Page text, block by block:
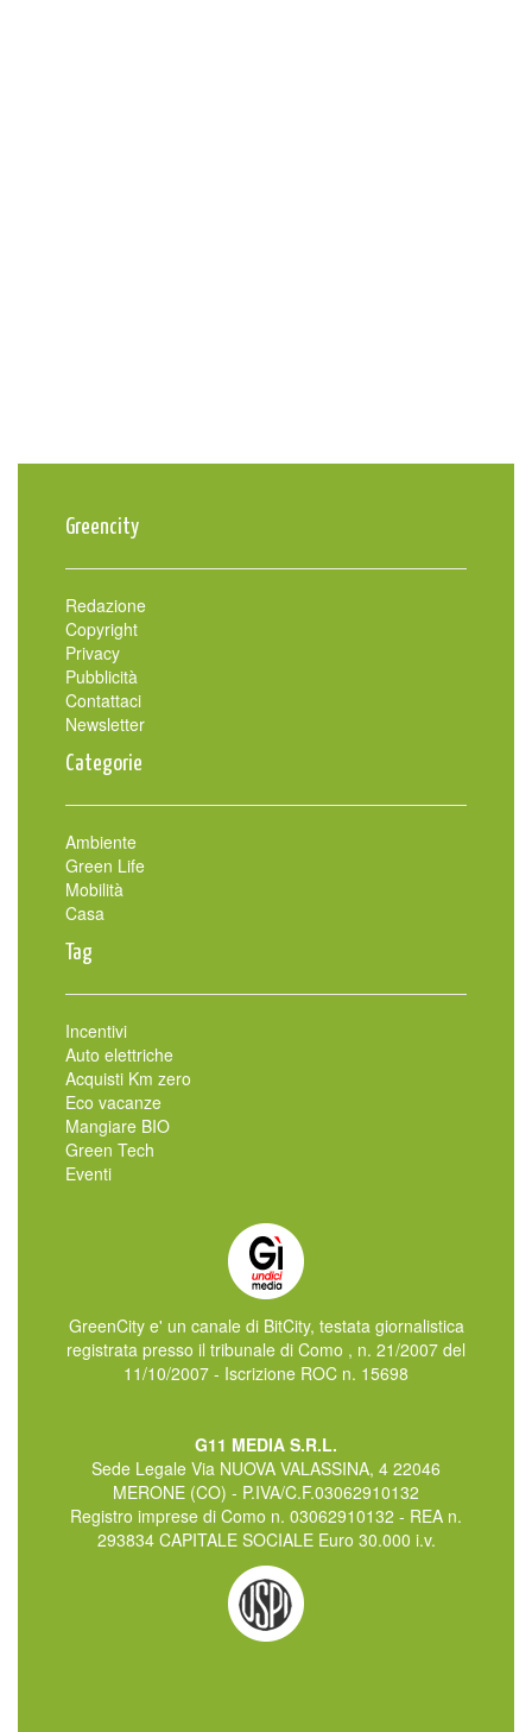
Greencity
Redazione
Copyright
Privacy
Pubblicità
Contattaci
Newsletter
Categorie
Ambiente
Green Life
Mobilità
Casa
Tag
Incentivi
Auto elettriche
Acquisti Km zero
Eco vacanze
Mangiare BIO
Green Tech
Eventi
GreenCity e' un canale di BitCity, testata giornalistica
registrata presso il tribunale di Como , n. 21/2007 del
11/10/2007 - Iscrizione ROC n. 15698
G11 MEDIA S.R.L.
Sede Legale Via NUOVA VALASSINA, 4 22046
MERONE (CO) - P.IVA/C.F.03062910132
Registro imprese di Como n. 03062910132 - REA n.
293834 CAPITALE SOCIALE Euro 30.000 i.v.